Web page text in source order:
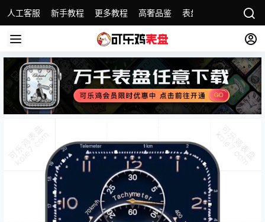
人工客服 新手教程 更多教程 高奢品鉴 表盘精选 名表故事